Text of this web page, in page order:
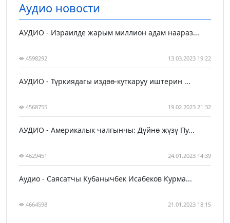
Аудио новости
АУДИО - Израилде жарым миллион адам наараз...
4598292 13.03.2023 19:22
АУДИО - Түркиядагы издөө-куткаруу иштерин ...
4568755 19.02.2023 21:32
АУДИО - Америкалык чалгынчы: Дүйнө жүзү Пу...
4629451 24.01.2023 14:39
Аудио - Саясатчы Кубанычбек Исабеков Курма...
4664598 21.01.2023 18:15